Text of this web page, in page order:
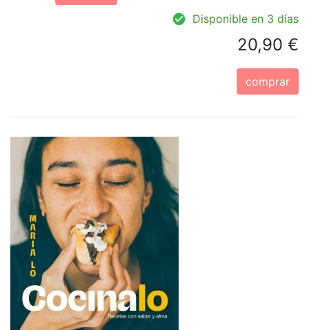
Disponible en 3 días
20,90 €
comprar